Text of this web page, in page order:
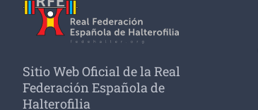
Sitio Web Oficial de la Real
Federación Española de
Halterofilia